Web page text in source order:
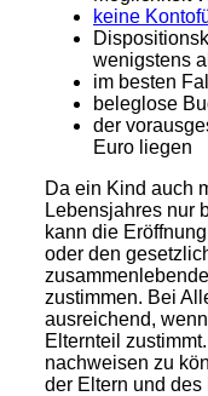
keine
wenigstens
im besten
beleglose
der
Euro liegen
Da ein Kind auch
Lebensjahres nur
kann die
oder den
zustimmen. Bei
ausreichend,
Elternteil
nachweisen zu
der Eltern und